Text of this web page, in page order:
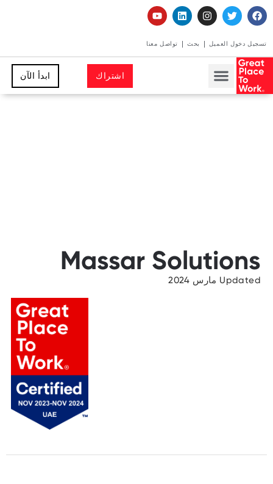
تسجيل دخول العميل بحث تواصل معنا
اشتراك ابدأ الآن
Massar Solutions
Updated مارس 2024